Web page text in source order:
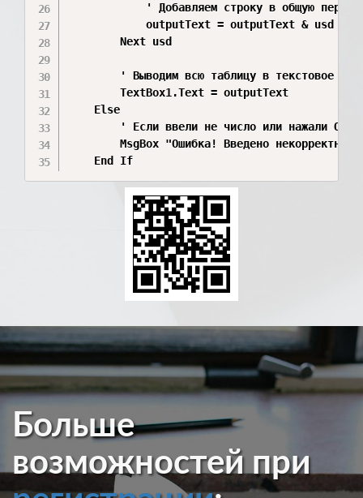
' Добавляем строку в общую
outputText = outputText & usd &
        Next usd
' Выводим всю таблицу в текстовое
        TextBox1.Text = outputText
    Else
' Если ввели не число или нажали
MsgBox "Ошибка! Введено некорректное
    End If
Больше
возможностей при